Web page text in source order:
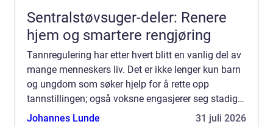
Sentralstøvsuger-deler: Renere
hjem og smartere rengjøring
Tannregulering har etter hvert blitt en vanlig del av
mange menneskers liv. Det er ikke lenger kun barn
og ungdom som søker hjelp for å rette opp
tannstillingen; også voksne engasjerer seg stadig
oftere i prosessen for å oppn...
Johannes Lunde 31 juli 2026